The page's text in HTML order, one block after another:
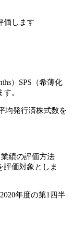
価します
）SPS（希薄化
。
均発行済株式数を
績の評価方法
評価対象としま
年度の第1四半